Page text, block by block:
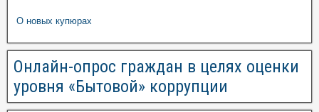
О новых купюрах
Онлайн-опрос граждан в целях оценки
уровня «Бытовой» коррупции